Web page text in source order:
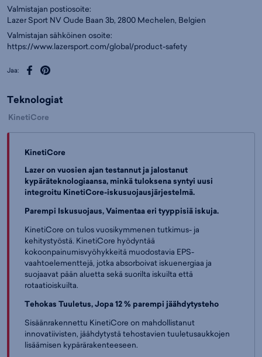
Valmistajan postiosoite:
Lazer Sport NV Oude Baan 3b, 2800 Mechelen, Belgien
Valmistajan sähköinen osoite:
https://www.lazersport.com/global/product-safety
Jaa:
Teknologiat
KinetiCore
KinetiCore
Lazer on vuosien ajan testannut ja jalostanut
kypäräteknologiaansa, minkä tuloksena syntyi uusi
integroitu KinetiCore-iskusuojausjärjestelmä.
Parempi Iskusuojaus, Vaimentaa eri tyyppisiä iskuja.
KinetiCore on tulos vuosikymmenen tutkimus- ja
kehitystyöstä. KinetiCore hyödyntää
kokoonpainumisvyöhykkeitä muodostavia EPS-
vaahtoelementtejä, jotka absorboivat iskuenergiaa ja
suojaavat pään aluetta sekä suorilta iskuilta että
rotaatioiskuilta.
Tehokas Tuuletus, Jopa 12 % parempi jäähdytysteho
Sisäänrakennettu KinetiCore on mahdollistanut
innovatiivisten, jäähdytystä tehostavien tuuletusaukkojen
lisäämisen kypärärakenteeseen.